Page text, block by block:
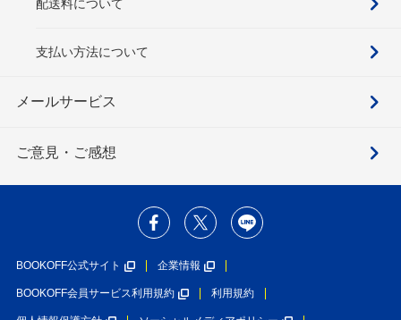
配送料について
支払い方法について
メールサービス
ご意見・ご感想
BOOKOFF公式サイト 企業情報
BOOKOFF会員サービス利用規約 利用規約